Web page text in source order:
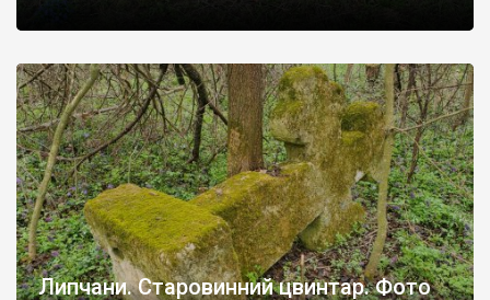
Липчани. Старовинний цвинтар. Фото